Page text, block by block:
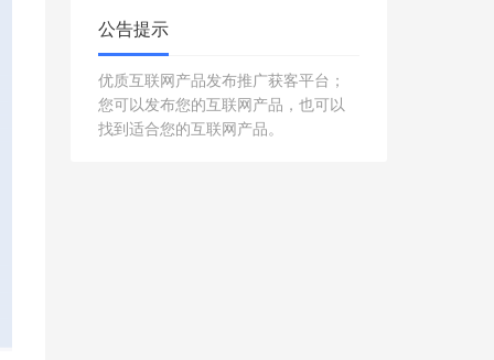
公告提示
优质互联网产品发布推广获客平台；
您可以发布您的互联网产品，也可以
找到适合您的互联网产品。